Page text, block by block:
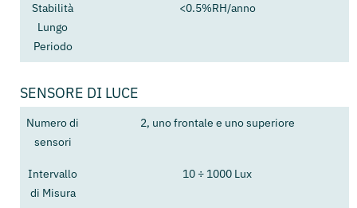
Stabilità
Lungo
Periodo
<0.5%RH/anno
SENSORE DI LUCE
Numero di
sensori
2, uno frontale e uno superiore
Intervallo
di Misura
10 ÷ 1000 Lux